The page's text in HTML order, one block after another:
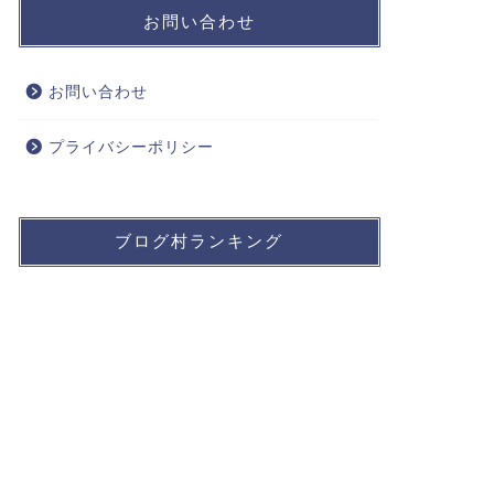
お問い合わせ
お問い合わせ
プライバシーポリシー
ブログ村ランキング